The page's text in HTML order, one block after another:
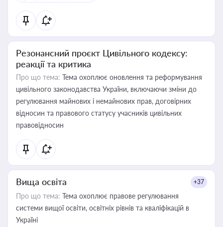
Резонансний проєкт Цивільного кодексу:
реакції та критика
Про що тема: Тема охоплює оновлення та реформування
цивільного законодавства України, включаючи зміни до
регулювання майнових і немайнових прав, договірних
відносин та правового статусу учасників цивільних
правовідносин
Вища освіта +37
Про що тема: Тема охоплює правове регулювання
системи вищої освіти, освітніх рівнів та кваліфікацій в
Україні